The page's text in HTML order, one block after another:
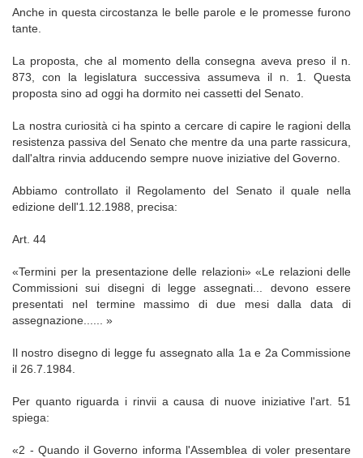
Anche in questa circostanza le belle parole e le promesse furono
tante.
La proposta, che al momento della consegna aveva preso il n.
873, con la legislatura successiva assumeva il n. 1. Questa
proposta sino ad oggi ha dormito nei cassetti del Senato.
La nostra curiosità ci ha spinto a cercare di capire le ragioni della
resistenza passiva del Senato che mentre da una parte rassicura,
dall'altra rinvia adducendo sempre nuove iniziative del Governo.
Abbiamo controllato il Regolamento del Senato il quale nella
edizione dell'1.12.1988, precisa:
Art. 44
«Termini per la presentazione delle relazioni» «Le relazioni delle
Commissioni sui disegni di legge assegnati... devono essere
presentati nel termine massimo di due mesi dalla data di
assegnazione...... »
Il nostro disegno di legge fu assegnato alla 1a e 2a Commissione
il 26.7.1984.
Per quanto riguarda i rinvii a causa di nuove iniziative l'art. 51
spiega:
«2 - Quando il Governo informa l'Assemblea di voler presentare